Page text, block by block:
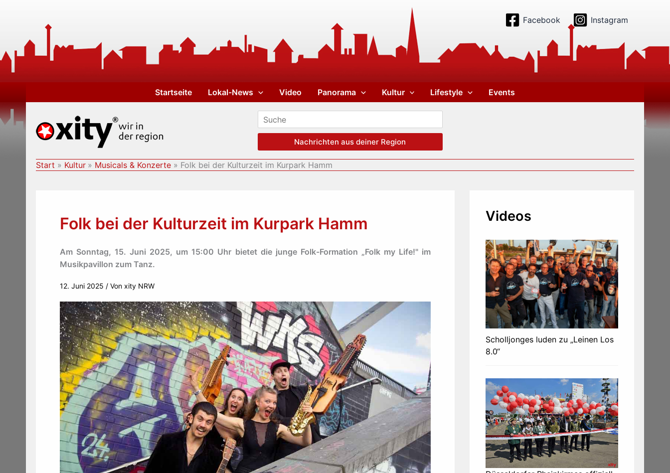
Facebook Instagram
Startseite Lokal-News Video Panorama Kultur Lifestyle Events
Nachrichten aus deiner Region
Start Kultur Musicals & Konzerte Folk bei der Kulturzeit im Kurpark Hamm
Folk bei der Kulturzeit im Kurpark Hamm
Am Sonntag, 15. Juni 2025, um 15:00 Uhr bietet die junge Folk-Formation „Folk my Life!" im
Musikpavillon zum Tanz.
12. Juni 2025 / Von xity NRW
Videos
Scholljonges luden zu „Leinen Los
8.0“